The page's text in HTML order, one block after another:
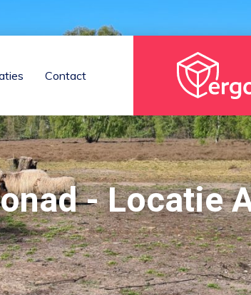
Contact
- Locatie